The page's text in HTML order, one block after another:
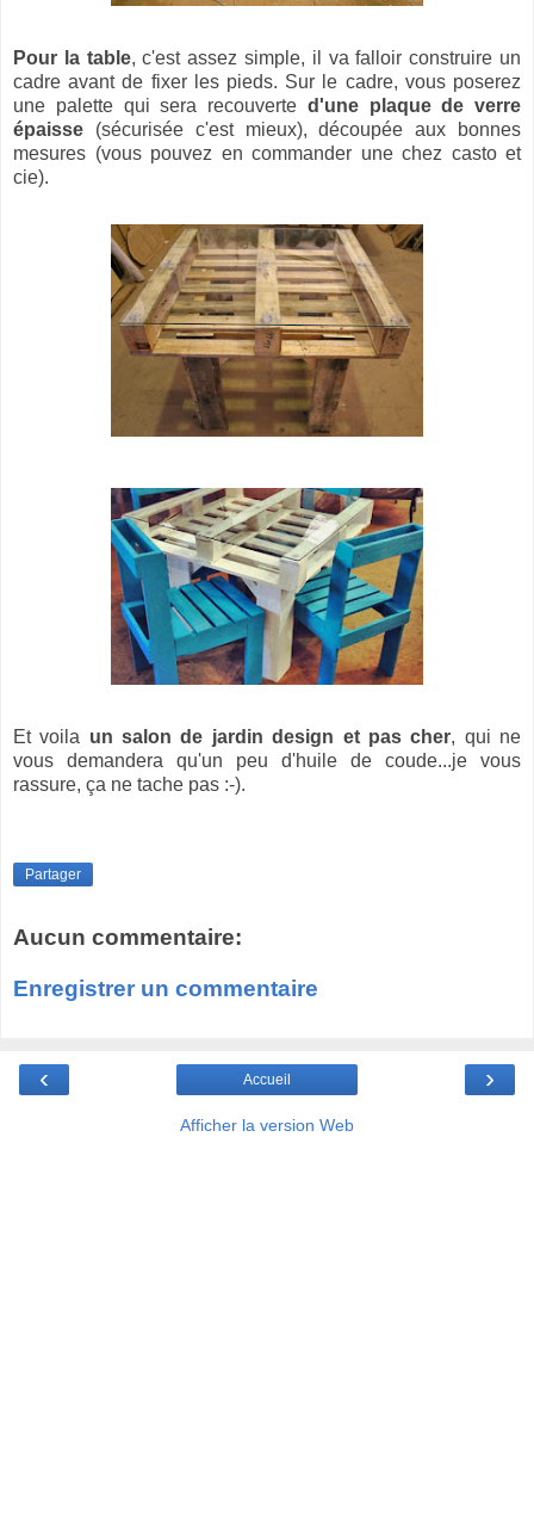
Pour la table, c'est assez simple, il va falloir construire un
cadre avant de fixer les pieds. Sur le cadre, vous poserez
une palette qui sera recouverte d'une plaque de verre
épaisse (sécurisée c'est mieux), découpée aux bonnes
mesures (vous pouvez en commander une chez casto et
cie).
Et voila un salon de jardin design et pas cher, qui ne
vous demandera qu'un peu d'huile de coude...je vous
rassure, ça ne tache pas :-).
Partager
Aucun commentaire:
Enregistrer un commentaire
‹ ›
Accueil
Afficher la version Web